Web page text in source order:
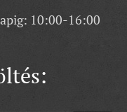
10:00-16:00